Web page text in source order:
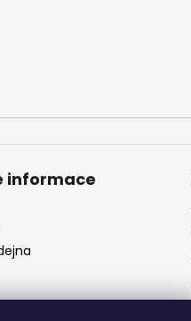
informace